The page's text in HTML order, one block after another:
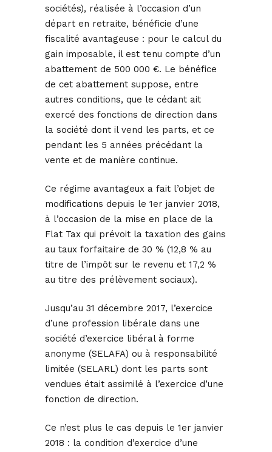
sociétés), réalisée à l’occasion d’un
départ en retraite, bénéficie d’une
fiscalité avantageuse : pour le calcul du
gain imposable, il est tenu compte d’un
abattement de 500 000 €. Le bénéfice
de cet abattement suppose, entre
autres conditions, que le cédant ait
exercé des fonctions de direction dans
la société dont il vend les parts, et ce
pendant les 5 années précédant la
vente et de manière continue.
Ce régime avantageux a fait l’objet de
modifications depuis le 1er janvier 2018,
à l’occasion de la mise en place de la
Flat Tax qui prévoit la taxation des gains
au taux forfaitaire de 30 % (12,8 % au
titre de l’impôt sur le revenu et 17,2 %
au titre des prélèvement sociaux).
Jusqu’au 31 décembre 2017, l’exercice
d’une profession libérale dans une
société d’exercice libéral à forme
anonyme (SELAFA) ou à responsabilité
limitée (SELARL) dont les parts sont
vendues était assimilé à l’exercice d’une
fonction de direction.
Ce n’est plus le cas depuis le 1er janvier
2018 : la condition d’exercice d’une